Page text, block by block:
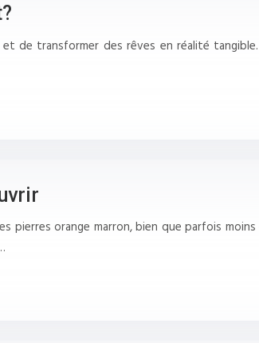
de transformer des rêves en réalité
orange marron, bien que parfois